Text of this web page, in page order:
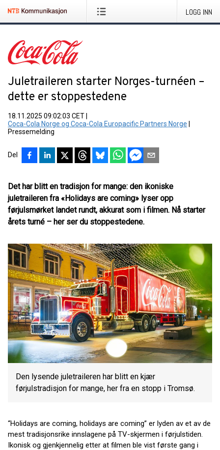
LOGG INN
Juletraileren starter Norges-turnéen –
dette er stoppestedene
18.11.2025 09:02:03 CET
Coca-Cola Norge og Coca-Cola Europacific Partners Norge
Pressemelding
Del
Det har blitt en tradisjon for mange: den ikoniske
juletraileren fra «Holidays are coming» lyser opp
førjulsmørket landet rundt, akkurat som i filmen. Nå starter
årets turné – her ser du stoppestedene.
Den lysende juletraileren har blitt en kjær
førjulstradisjon for mange, her fra en stopp i Tromsø.
“Holidays are coming, holidays are coming” er lyden av et av de
mest tradisjonsrike innslagene på TV-skjermen i førjulstiden.
Ikonisk og gjenkjennelig etter at filmen ble vist første gang i